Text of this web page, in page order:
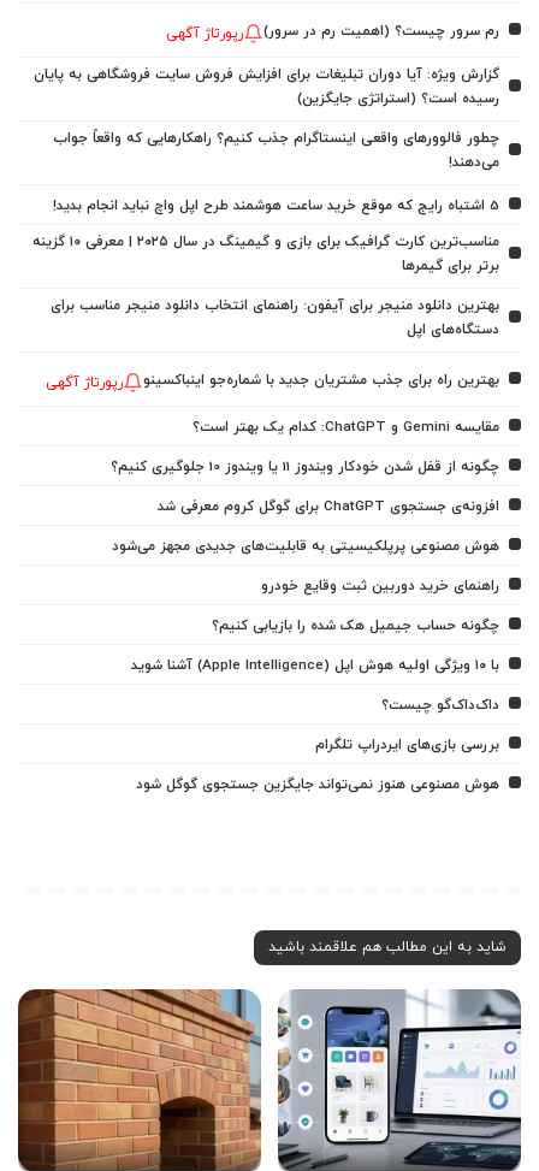
رم سرور چیست؟ (اهمیت رم در سرور) رپورتاژ آگهی
گزارش ویژه: آیا دوران تبلیغات برای افزایش فروش سایت فروشگاهی به پایان
رسیده است؟ (استراتژی جایگزین)
چطور فالوورهای واقعی اینستاگرام جذب کنیم؟ راهکارهایی که واقعاً جواب
می‌دهند!
5 اشتباه رایج که موقع خرید ساعت هوشمند طرح اپل واچ نباید انجام بدید!
مناسب‌ترین کارت گرافیک برای بازی و گیمینگ در سال ۲۰۲۵ | معرفی ۱۰ گزینه
برتر برای گیمرها
بهترین دانلود منیجر برای آیفون: راهنمای انتخاب دانلود منیجر مناسب برای
دستگاه‌های اپل
بهترین راه برای جذب مشتریان جدید با شماره‌جو اینباکسینو رپورتاژ آگهی
مقایسه Gemini و ChatGPT: کدام یک بهتر است؟
چگونه از قفل شدن خودکار ویندوز 11 یا ویندوز 10 جلوگیری کنیم؟
افزونه‌ی جستجوی ChatGPT برای گوگل کروم معرفی شد
هوش مصنوعی پرپلکیسیتی به قابلیت‌های جدیدی مجهز می‌شود
راهنمای خرید دوربین ثبت وقایع خودرو
چگونه حساب جیمیل هک شده را بازیابی کنیم؟
با ۱۰ ویژگی اولیه هوش اپل (Apple Intelligence) آشنا شوید
داک‌داک‌گو چیست؟
بررسی بازی‌های ایردراپ تلگرام
هوش مصنوعی هنوز نمی‌تواند جایگزین جستجوی گوگل شود
شاید به این مطالب هم علاقمند باشید